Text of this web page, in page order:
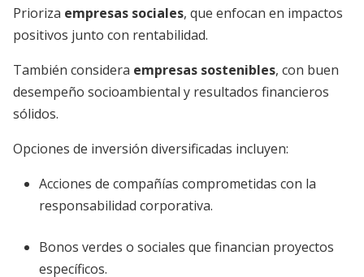
Prioriza empresas sociales, que enfocan en impactos
positivos junto con rentabilidad.
También considera empresas sostenibles, con buen
desempeño socioambiental y resultados financieros
sólidos.
Opciones de inversión diversificadas incluyen:
Acciones de compañías comprometidas con la
responsabilidad corporativa.
Bonos verdes o sociales que financian proyectos
específicos.